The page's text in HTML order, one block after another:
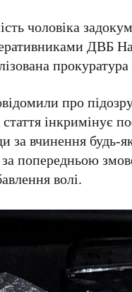
чоловіка
ДВБ
про
інкримінує
за вчинення будь-
попередньою
волі.